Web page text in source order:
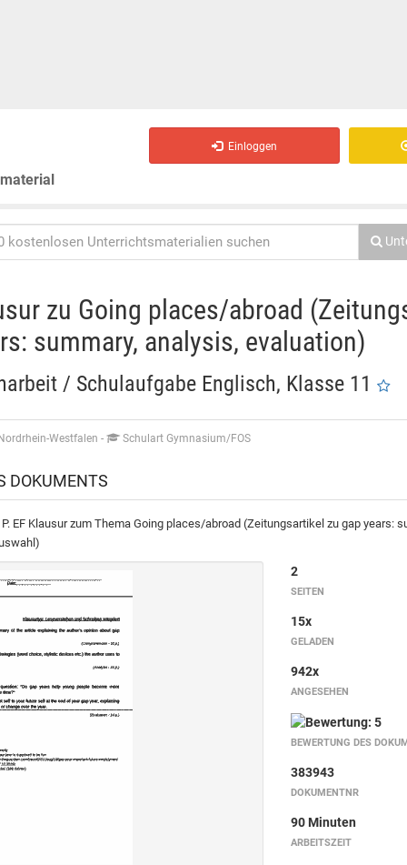
Einloggen
zu Going places/abroad
summary, analysis, evaluation)
/ Schulaufgabe Englisch, Klasse 11
Westfalen - Schulart Gymnasium/FOS
DOKUMENTS
EF Klausur zum Thema Going places/abroad (Zeitungsartikel zu gap years:
2
SEITEN
15x
GELADEN
942x
ANGESEHEN
BEWERTUNG DES
383943
DOKUMENTNR
90 Minuten
ARBEITSZEIT